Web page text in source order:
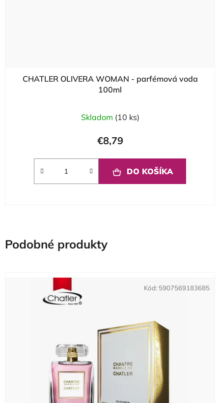
CHATLER OLIVERA WOMAN - parfémová voda
100ml
Skladom (10 ks)
€8,79
DO KOŠÍKA
Podobné produkty
Kód: 5907569183685